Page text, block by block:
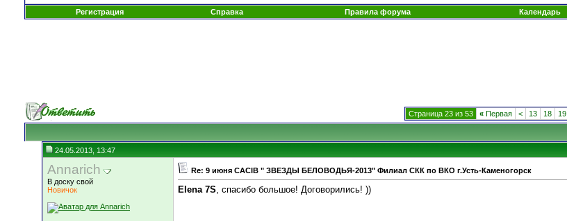
Регистрация
Справка Правила форума Календарь
Страница 23 из 53 « Первая < 13 18 19
24.05.2013, 13:47
Annarich
В доску свой
Новичок
Re: 9 июня СACIB " ЗВЕЗДЫ БЕЛОВОДЬЯ-2013" Филиал СКК по ВКО г.Усть-Каменогорск
Elena 7S, спасибо большое! Договорились! ))